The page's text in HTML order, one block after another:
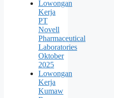
Lowongan
Kerja
PT
Novell
Pharmaceutical
Laboratories
Oktober
2025
Lowongan
Kerja
Kumaw